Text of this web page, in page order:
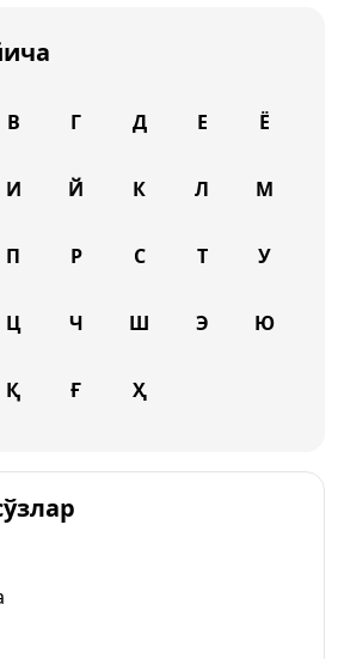
В Г Д Е Ё
И Й К Л М
П Р С Т У
Ц Ч Ш Э Ю
Қ Ғ Ҳ